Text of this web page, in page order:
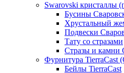
Swarovski кристаллы
Бусины
Хрустальный
Подвески
Тату со стразами
Стразы и камни
Фурнитура
Бейлы TierraCast